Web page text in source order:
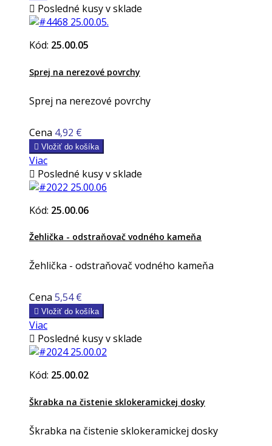
 Posledné kusy v sklade
Kód: 25.00.05
Sprej na nerezové povrchy
Sprej na nerezové povrchy
Cena 4,92 €
 Vložiť do košíka
Viac
 Posledné kusy v sklade
Kód: 25.00.06
Žehlička - odstraňovač vodného kameňa
Žehlička - odstraňovač vodného kameňa
Cena 5,54 €
 Vložiť do košíka
Viac
 Posledné kusy v sklade
Kód: 25.00.02
Škrabka na čistenie sklokeramickej dosky
Škrabka na čistenie sklokeramickej dosky